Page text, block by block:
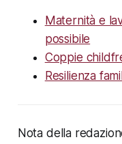
Maternità e
possibile
Coppie
Resilienza
Nota della